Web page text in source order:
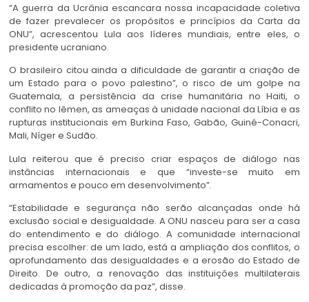
“A guerra da Ucrânia escancara nossa incapacidade coletiva
de fazer prevalecer os propósitos e princípios da Carta da
ONU”, acrescentou Lula aos líderes mundiais, entre eles, o
presidente ucraniano.
O brasileiro citou ainda a dificuldade de garantir a criação de
um Estado para o povo palestino”, o risco de um golpe na
Guatemala, a persistência da crise humanitária no Haiti, o
conflito no Iêmen, as ameaças à unidade nacional da Líbia e as
rupturas institucionais em Burkina Faso, Gabão, Guiné-Conacri,
Mali, Níger e Sudão.
Lula reiterou que é preciso criar espaços de diálogo nas
instâncias internacionais e que “investe-se muito em
armamentos e pouco em desenvolvimento”.
“Estabilidade e segurança não serão alcançadas onde há
exclusão social e desigualdade. A ONU nasceu para ser a casa
do entendimento e do diálogo. A comunidade internacional
precisa escolher: de um lado, está a ampliação dos conflitos, o
aprofundamento das desigualdades e a erosão do Estado de
Direito. De outro, a renovação das instituições multilaterais
dedicadas à promoção da paz”, disse.